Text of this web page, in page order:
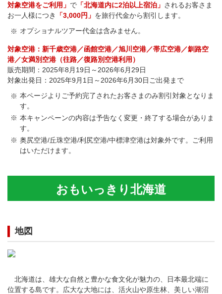
対象空港をご利用」 で 「北海道内に2泊以上宿泊」 されるお客さま
お一人様につき
「3,000円」 を旅行代金から割引します。
オプショナルツアー代金は含みません。
対象空港：新千歳空港／函館空港／旭川空港／帯広空港／釧路空
港／女満別空港（往路／復路別空港利用）
販売期間：2025年8月19日～2026年6月29日
対象出発日：2025年9月1日～2026年6月30日ご出発まで
本ページよりご予約完了されたお客さまのみ割引対象となりま
す。
本キャンペーンの内容は予告なく変更・終了する場合がありま
す。
奥尻空港/丘珠空港/利尻空港/中標津空港は対象外です。ご利用
はいただけます。
おもいっきり北海道
地図
北海道は、雄大な自然と豊かな食文化が魅力の、日本最北端に
位置する島です。広大な大地には、活火山や原生林、美しい湖沼